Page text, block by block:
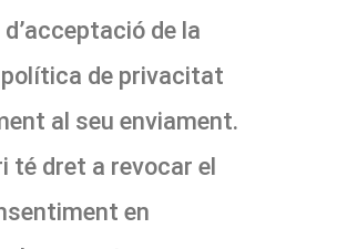
de la
de privacitat
al seu enviament.
té dret a revocar el
en